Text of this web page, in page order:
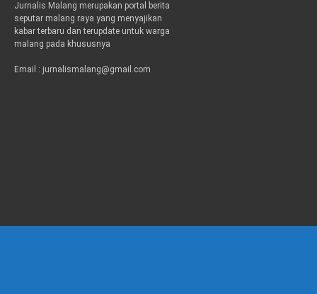
Jurnalis Malang merupakan portal berita
seputar malang raya yang menyajikan
kabar terbaru dan terupdate untuk warga
malang pada khususnya
Email : jurnalismalang@gmail.com